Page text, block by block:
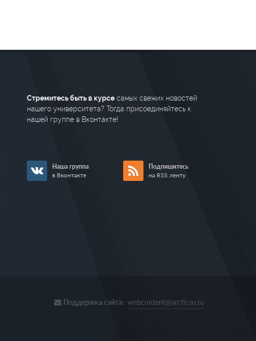
Стремитесь быть в курсе самых свежих новостей
нашего университета? Тогда присоединяйтесь к
нашей группе в Вконтакте!
Наша группа
в Вконтакте
Подпишитесь
на RSS ленту
Поддержка сайта: webcontent@arcticsu.ru